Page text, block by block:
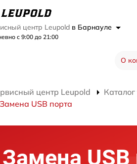
центр Leupold в Барнауле
с 9:00 до 21:00
О
центр Leupold Каталог
Замена USB порта
Замена USB